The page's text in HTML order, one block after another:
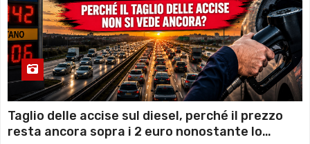
Taglio delle accise sul diesel, perché il prezzo
resta ancora sopra i 2 euro nonostante lo